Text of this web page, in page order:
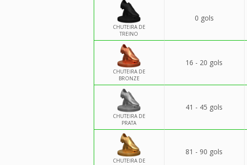
CHUTEIRA DE
TREINO
0 gols
CHUTEIRA DE
BRONZE
16 - 20 gols
CHUTEIRA DE
PRATA
41 - 45 gols
CHUTEIRA DE
81 - 90 gols